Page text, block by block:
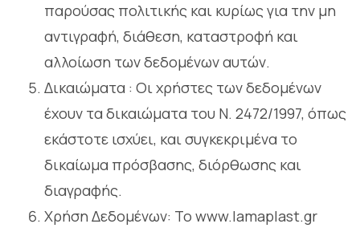
παρούσας πολιτικής και κυρίως για την μη
αντιγραφή, διάθεση, καταστροφή και
αλλοίωση των δεδομένων αυτών.
Δικαιώματα : Οι χρήστες των δεδομένων
έχουν τα δικαιώματα του Ν. 2472/1997, όπως
εκάστοτε ισχύει, και συγκεκριμένα το
δικαίωμα πρόσβασης, διόρθωσης και
διαγραφής.
Χρήση Δεδομένων: Το www.lamaplast.gr